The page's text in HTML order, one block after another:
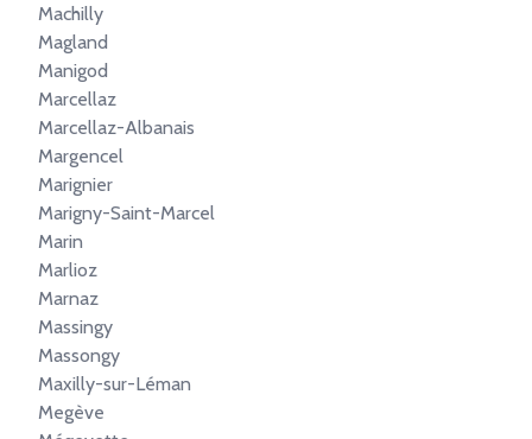
Machilly
Magland
Manigod
Marcellaz
Marcellaz-Albanais
Margencel
Marignier
Marigny-Saint-Marcel
Marin
Marlioz
Marnaz
Massingy
Massongy
Maxilly-sur-Léman
Megève